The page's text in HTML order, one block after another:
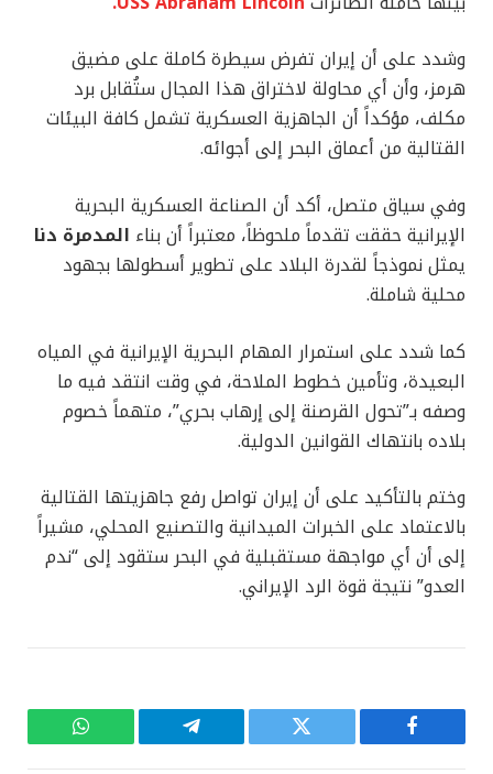
وشدد على أن إيران تفرض سيطرة كاملة على مضيق
هرمز، وأن أي محاولة لاختراق هذا المجال ستُقابل برد
مكلف، مؤكداً أن الجاهزية العسكرية تشمل كافة البيئات
القتالية من أعماق البحر إلى أجوائه.
وفي سياق متصل، أكد أن الصناعة العسكرية البحرية
الإيرانية حققت تقدماً ملحوظاً، معتبراً أن بناء المدمرة دنا
يمثل نموذجاً لقدرة البلاد على تطوير أسطولها بجهود
محلية شاملة.
كما شدد على استمرار المهام البحرية الإيرانية في المياه
البعيدة، وتأمين خطوط الملاحة، في وقت انتقد فيه ما
وصفه بـ”تحول القرصنة إلى إرهاب بحري”، متهماً خصوم
بلاده بانتهاك القوانين الدولية.
وختم بالتأكيد على أن إيران تواصل رفع جاهزيتها القتالية
بالاعتماد على الخبرات الميدانية والتصنيع المحلي، مشيراً
إلى أن أي مواجهة مستقبلية في البحر ستقود إلى “ندم
العدو” نتيجة قوة الرد الإيراني.
فيسبوك تويتر تيلقرام واتساب